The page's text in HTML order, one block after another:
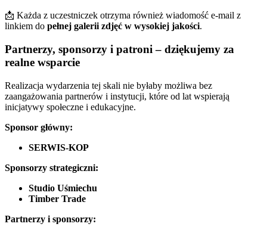
📩 Każda z uczestniczek otrzyma również wiadomość e-mail z
linkiem do pełnej galerii zdjęć w wysokiej jakości.
Partnerzy, sponsorzy i patroni – dziękujemy za
realne wsparcie
Realizacja wydarzenia tej skali nie byłaby możliwa bez
zaangażowania partnerów i instytucji, które od lat wspierają
inicjatywy społeczne i edukacyjne.
Sponsor główny:
SERWIS-KOP
Sponsorzy strategiczni:
Studio Uśmiechu
Timber Trade
Partnerzy i sponsorzy: